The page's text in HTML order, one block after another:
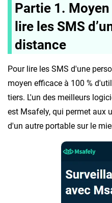
Partie 1.
lire les SMS
distance
Pour lire les SMS d'une
moyen efficace à 100 %
tiers. L'un des meilleurs
est Msafely, qui permet aux
d'un autre portable sur le